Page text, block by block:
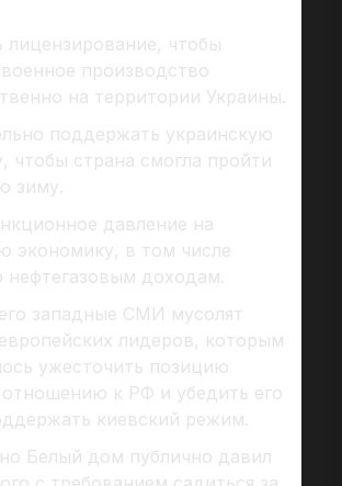
лицензирование, чтобы
производство
на территории Украины.
поддержать украинскую
чтобы страна смогла пройти
зиму.
давление на
экономику, в том числе
нефтегазовым доходам.
западные СМИ мусолят
лидеров, которым
ужесточить позицию
к РФ и убедить его
киевский режим.
Белый дом публично давил